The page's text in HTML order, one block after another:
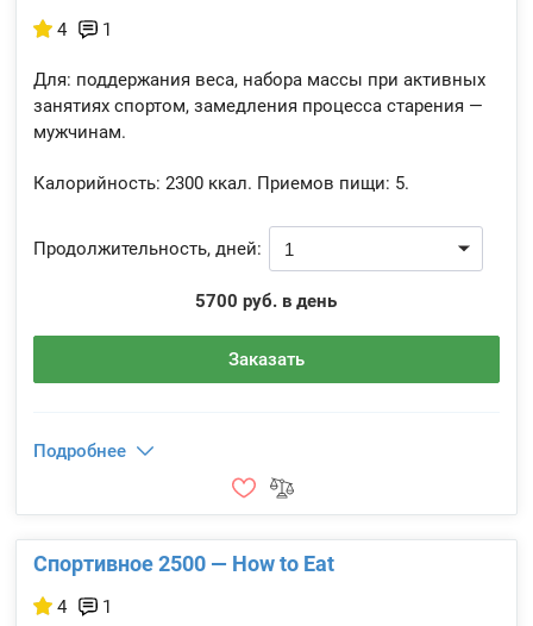
4 1
Для: поддержания веса, набора массы при активных
занятиях спортом, замедления процесса старения —
мужчинам.
Калорийность: 2300 ккал. Приемов пищи: 5.
Продолжительность, дней:
5700 руб. в день
Заказать
Подробнее
Спортивное 2500 — How to Eat
4 1